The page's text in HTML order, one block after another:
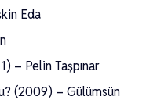
Eda
– Pelin Taşpınar
(2009) – Gülümsün